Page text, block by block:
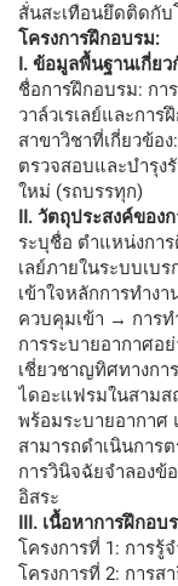
สั่นสะเทือนยึดติดกับ
โครงการฝึกอบรม:
I. ข้อมูลพื้นฐานเกี่ย
ชื่อการฝึกอบรม: กา
วาล์วเรเลย์และกา
สาขาวิชาที่เกี่ยวข้อ
ตรวจสอบและบำรุง
ใหม่ (รถบรรทุก)
II. วัตถุประสงค์ของ
ระบุชื่อ ตำแหน่งกา
เลย์ภายในระบบเบ
เข้าใจหลักการทำง
ควบคุมเข้า → การท
การระบายอากาศอย่
เชี่ยวชาญทิศทางกา
ไดอะแฟรมในสามส
พร้อมระบายอากาศ
สามารถดำเนินการ
การวินิจฉัยจำลองข้
อิสระ
III. เนื้อหาการฝึกอบ
โครงการที่ 1: การรู้
โครงการที่ 2: การ